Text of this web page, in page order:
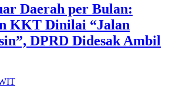
Daerah per Bulan:
KKT Dinilai “Jalan
DPRD Didesak Ambil